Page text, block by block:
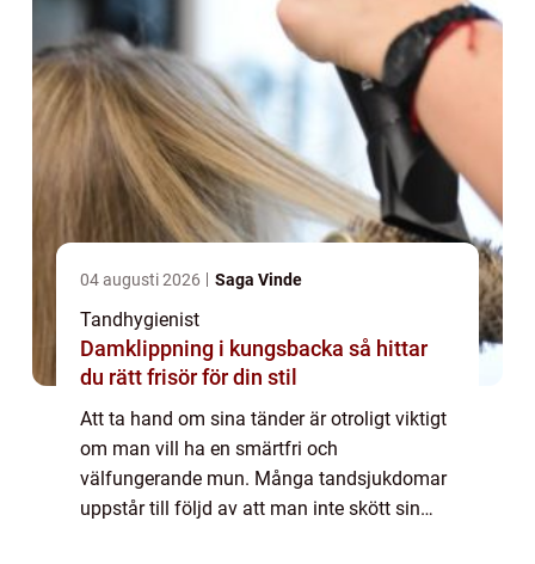
04 augusti 2026 Saga Vinde
Tandhygienist
Damklippning i kungsbacka så hittar
du rätt frisör för din stil
Att ta hand om sina tänder är otroligt viktigt
om man vill ha en smärtfri och
välfungerande mun. Många tandsjukdomar
uppstår till följd av att man inte skött sin